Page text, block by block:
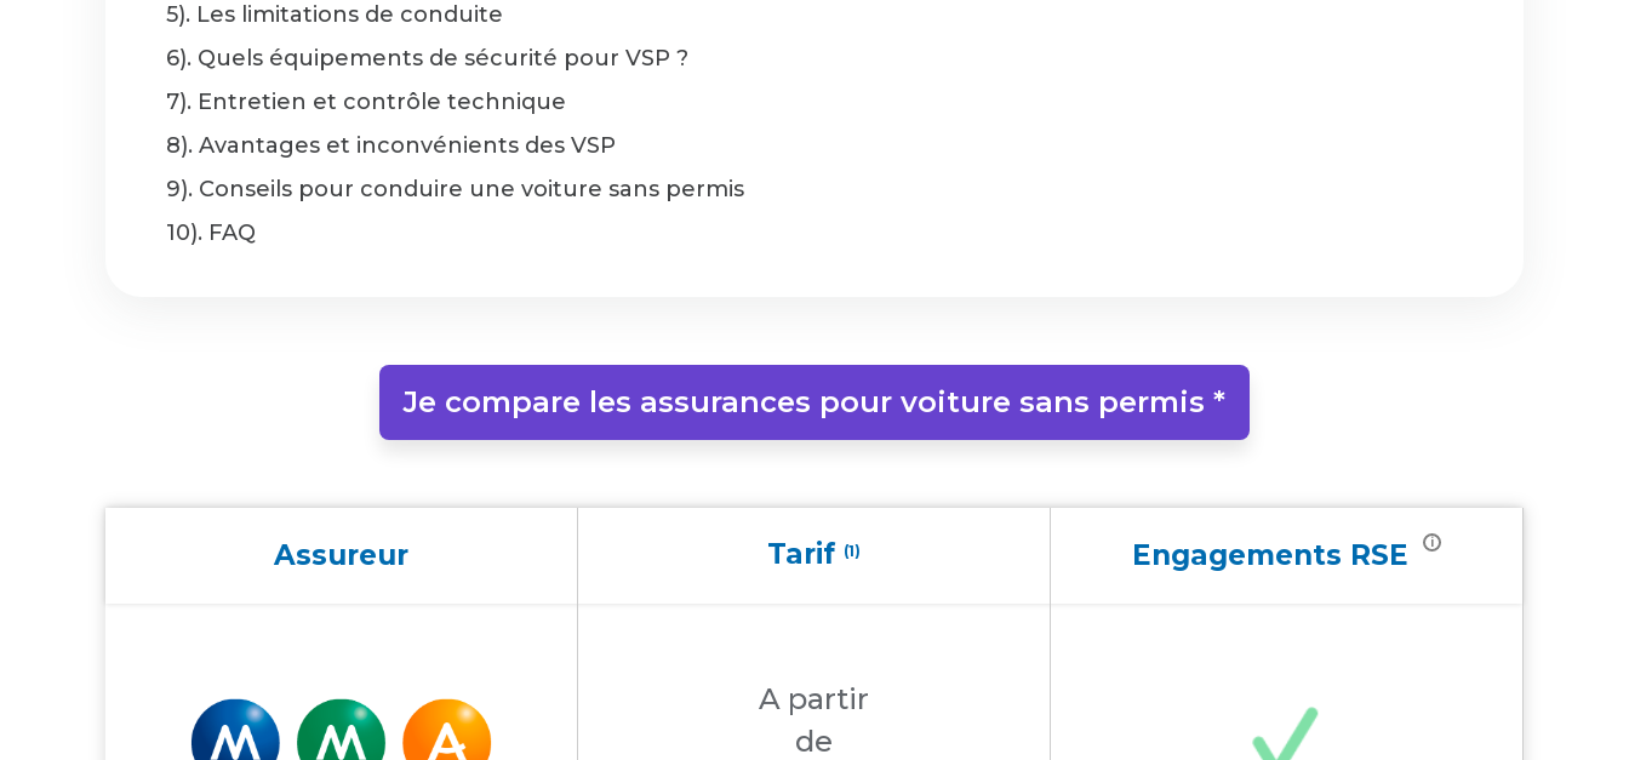
5). Les limitations de conduite
6). Quels équipements de sécurité pour VSP ?
7). Entretien et contrôle technique
8). Avantages et inconvénients des VSP
9). Conseils pour conduire une voiture sans permis
10). FAQ
Je compare les assurances pour voiture sans permis *
Assureur Tarif (1) Engagements RSE i
A partir
de